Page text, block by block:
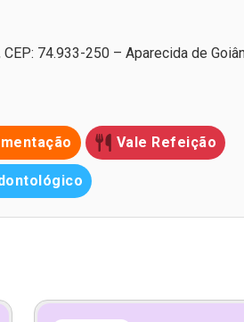
74.933-250 – Aparecida de
Vale Refeição